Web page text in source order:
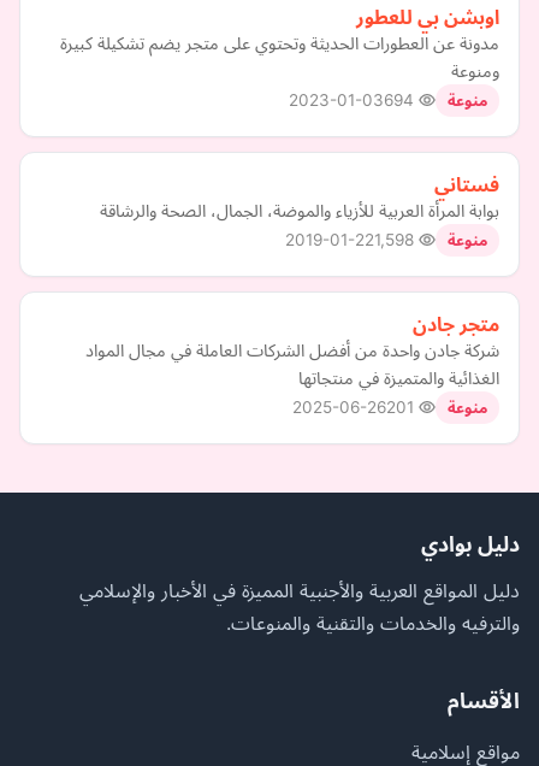
اوبشن بي للعطور
مدونة عن العطورات الحديثة وتحتوي على متجر يضم تشكيلة كبيرة
ومنوعة
منوعة 2023-01-03
فستاني
بوابة المرأة العربية للأزياء والموضة، الجمال، الصحة والرشاقة
منوعة 2019-01-22
متجر جادن
شركة جادن واحدة من أفضل الشركات العاملة في مجال المواد
الغذائية والمتميزة في منتجاتها
منوعة 2025-06-26
دليل بوادي
دليل المواقع العربية والأجنبية المميزة في الأخبار والإسلامي
والترفيه والخدمات والتقنية والمنوعات.
الأقسام
مواقع إسلامية